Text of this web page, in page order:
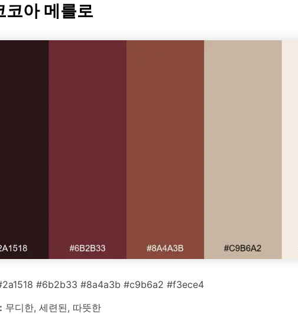
코아 메를로
#6b2b33 #8a4a3b #c9b6a2 #f3ece4
무디한, 세련된, 따뜻한